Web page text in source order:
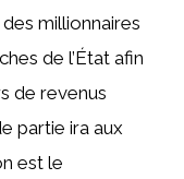
millionnaires
de l’État afin
de revenus
partie ira aux
est le